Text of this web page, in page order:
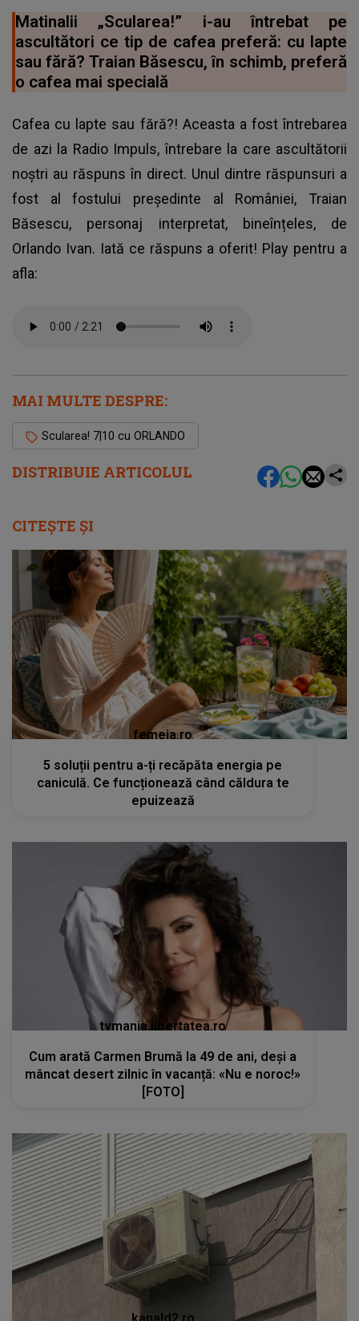
DISTRIBUIE ARTICOLUL
Matinalii „Scularea!” i-au întrebat pe
ascultători ce tip de cafea preferă: cu lapte
sau fără? Traian Băsescu, în schimb, preferă
o cafea mai specială
Cafea cu lapte sau fără?! Aceasta a fost întrebarea
de azi la Radio Impuls, întrebare la care ascultătorii
noștri au răspuns în direct. Unul dintre răspunsuri a
fost al fostului președinte al României, Traian
Băsescu, personaj interpretat, bineînțeles, de
Orlando Ivan. Iată ce răspuns a oferit! Play pentru a
afla:
MAI MULTE DESPRE:
Scularea! 7|10 cu ORLANDO
CITEȘTE ȘI
femeia.ro
5 soluții pentru a-ți recăpăta energia pe
caniculă. Ce funcționează când căldura te
epuizează
tvmania.libertatea.ro
Cum arată Carmen Brumă la 49 de ani, deși a
mâncat desert zilnic în vacanță: «Nu e noroc!»
[FOTO]